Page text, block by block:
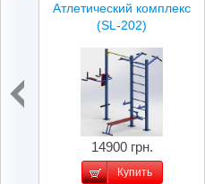
Атлетический комплекс
(SL-202)
14900 грн.
Купить